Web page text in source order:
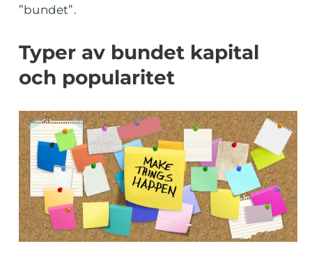
”bundet”.
Typer av bundet kapital
och popularitet